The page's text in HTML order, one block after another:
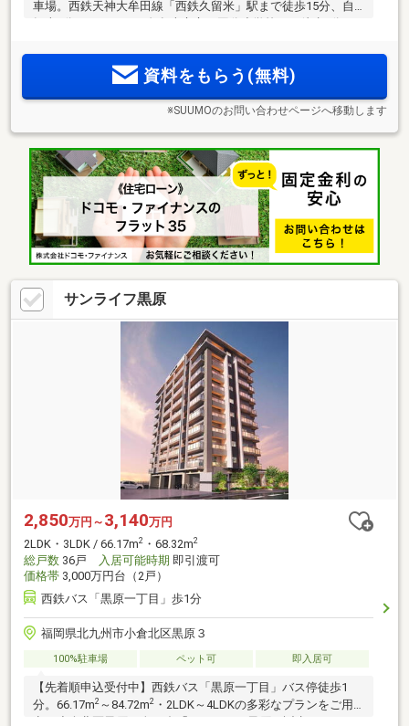
車場。西鉄天神大牟田線「西鉄久留米」駅まで徒歩15分、自
M Orientedで新築分譲マンションならではの豊かな暮らしを実
現。ザ・ビッグ徒歩5分。資料をもらう(無料)
※SUUMOのお問い合わせページへ移動します
サンライフ黒原
2,850万円～ 3,140万円
2LDK・3LDK / 66.17m2 ・68.32m2
総戸数 36戸 入居可能時期 即引渡可
価格帯 3,000万円台（2戸）
西鉄バス「黒原一丁目」歩1分
福岡県北九州市小倉北区黒原３
100%駐車場 ペット可 即入居可
【先着順申込受付中】西鉄バス「黒原一丁目」バス停徒歩1
分。66.17m2 ～84.72m2 ・2LDK～4LDKの多彩なプランをご用